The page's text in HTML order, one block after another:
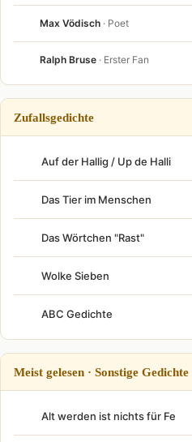
Max Vödisch · Poet
Ralph Bruse · Erster Fan
Zufallsgedichte
Auf der Hallig / Up de Halli
Das Tier im Menschen
Das Wörtchen "Rast"
Wolke Sieben
ABC Gedichte
Meist gelesen · Sonstige Gedichte
Alt werden ist nichts für Fe